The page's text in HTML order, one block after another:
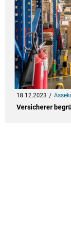
18.12.2023
Versicherer